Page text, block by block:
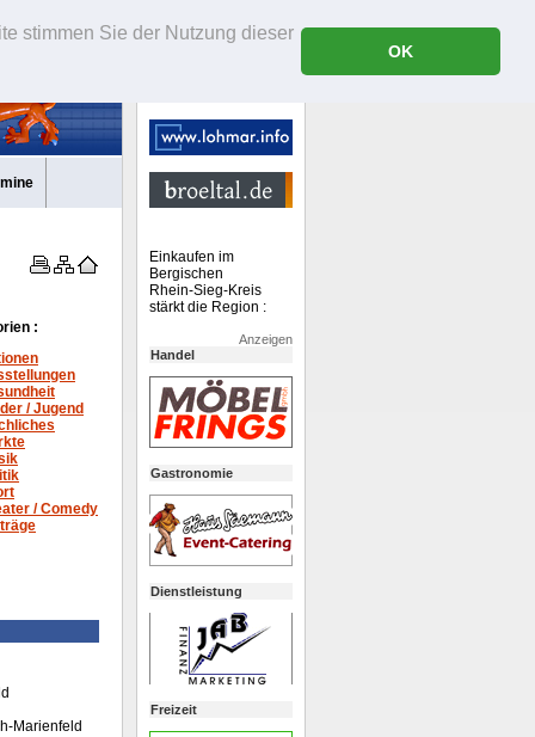
stimmen Sie der Nutzung dieser
OK
:
/ Jugend
/Comedy
Marienfeld
Einkaufen im
Bergischen
Rhein-Sieg-Kreis
stärkt die Region :
Anzeigen
Handel
Gastronomie
Dienstleistung
Freizeit